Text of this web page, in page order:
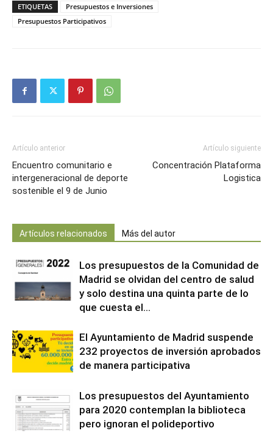
ETIQUETAS
Presupuestos e Inversiones
Presupuestos Participativos
Artículo anterior
Encuentro comunitario e
intergeneracional de deporte
sostenible el 9 de Junio
Artículo siguiente
Concentración Plataforma
Logistica
Artículos relacionados Más del autor
Los presupuestos de la Comunidad de
Madrid se olvidan del centro de salud
y solo destina una quinta parte de lo
que cuesta el...
El Ayuntamiento de Madrid suspende
232 proyectos de inversión aprobados
de manera participativa
Los presupuestos del Ayuntamiento
para 2020 contemplan la biblioteca
pero ignoran el polideportivo